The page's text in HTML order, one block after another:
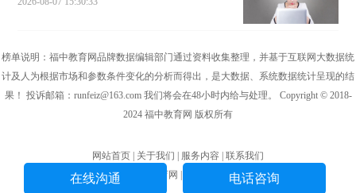
榜单说明：福中教育网品牌数据编辑部门通过资料收集整理，并基于互联网大数据统
计及人为根据市场和参数条件变化的分析而得出，是大数据、系统数据统计呈现的结
果！ 投诉邮箱：runfeiz@163.com 我们将会在48小时内给与处理。 Copyright © 2018-
2024 福中教育网 版权所有
网站首页 | 关于我们 | 服务内容 | 联系我们
版权所有 福中教育网 | 赣ICP备18011038号
在线沟通 电话咨询